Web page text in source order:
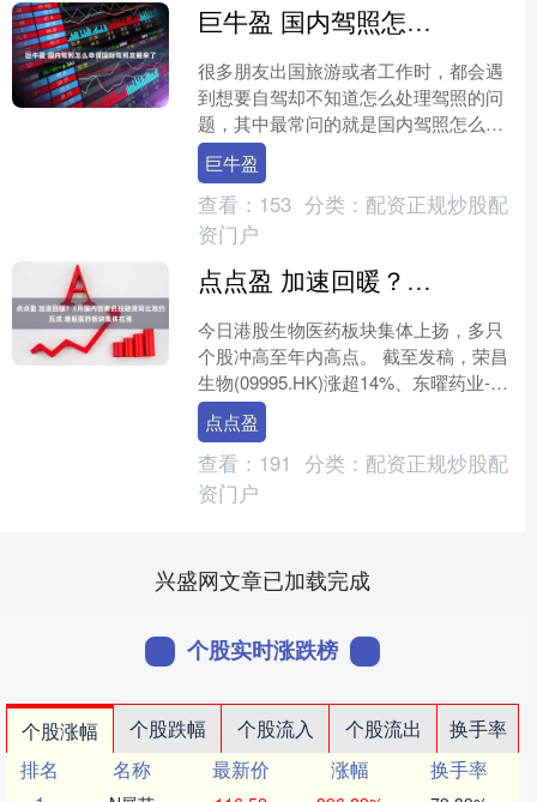
巨牛盈 国内驾照怎么申请国际驾照攻略来了
很多朋友出国旅游或者工作时，都会遇
到想要自驾却不知道怎么处理驾照的问
题，其中最常问的就是国内驾照怎么申
请国际驾照。其实，我们常说的国际驾
照在国内办理的是IAA国....
巨牛盈
查看： 153 分类： 配资正规炒股配
资门户
点点盈 加速回暖？3月国内创新药投融资同比涨约五成 港股医药板块集体拉涨
今日港股生物医药板块集体上扬，多只
个股冲高至年内高点。 截至发稿，荣昌
生物(09995.HK)涨超14%、东曜药业-
B(01875.HK)涨超12%，亚圣医药-....
点点盈
查看： 191 分类： 配资正规炒股配
资门户
兴盛网文章已加载完成
个股实时涨跌榜
个股涨幅 个股跌幅 个股流入 个股流出
换手率
排名
名称 最新价 涨幅
换手率